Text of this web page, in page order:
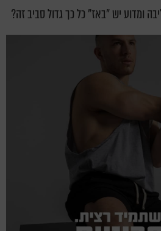
ומדוע יש "באז" כל כך גדול סביב זה?